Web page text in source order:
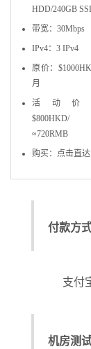
HDD/240GB
带宽：30Mbps
IPv4：3 IPv4
原价：
月
活动价
$800HKD/
≈720RMB
购买：点击直达
付款方
支付
机房测